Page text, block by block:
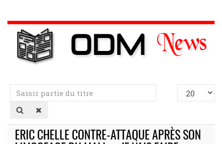
Saisir
partie
du
titre
Afficher
#
ERIC CHELLE CONTRE-ATTAQUE APRÈS SON